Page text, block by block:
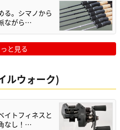
る。シマノから
ながら…
と見る
ルウォーク)
イトフィネスと
なし！…